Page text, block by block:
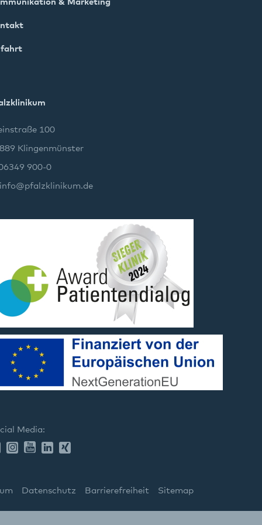
& Marketing
100
Klingenmünster
900-0
info@pfalzklinikum.de
Media:
Datenschutz Barrierefreiheit Sitemap